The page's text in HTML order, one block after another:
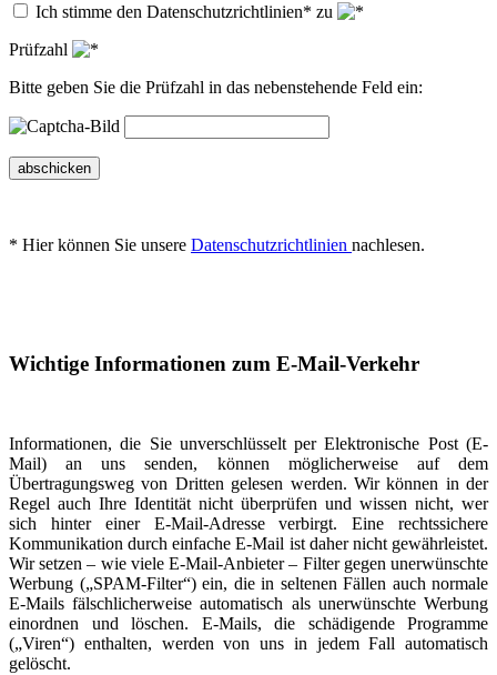
Ich stimme den Datenschutzrichtlinien* zu
Prüfzahl
Bitte geben Sie die Prüfzahl in das nebenstehende Feld ein:
abschicken
* Hier können Sie unsere Datenschutzrichtlinien nachlesen.
Wichtige Informationen zum E-Mail-Verkehr
Informationen, die Sie unverschlüsselt per Elektronische Post (E-
Mail) an uns senden, können möglicherweise auf dem
Übertragungsweg von Dritten gelesen werden. Wir können in der
Regel auch Ihre Identität nicht überprüfen und wissen nicht, wer
sich hinter einer E-Mail-Adresse verbirgt. Eine rechtssichere
Kommunikation durch einfache E-Mail ist daher nicht gewährleistet.
Wir setzen – wie viele E-Mail-Anbieter – Filter gegen unerwünschte
Werbung („SPAM-Filter“) ein, die in seltenen Fällen auch normale
E-Mails fälschlicherweise automatisch als unerwünschte Werbung
einordnen und löschen. E-Mails, die schädigende Programme
(„Viren“) enthalten, werden von uns in jedem Fall automatisch
gelöscht.